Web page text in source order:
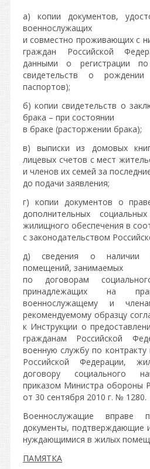
а) копии документов,
военнослужащих
и совместно проживающих с
граждан Российской
данными о регистрации
свидетельств о
паспортов);
б) копии свидетельств о
брака – при состоянии
в браке (расторжении брака);
в) выписки из домовых
лицевых счетов с мест
и членов их семей за
до подачи заявления;
г) копии документов о
дополнительных
жилищного обеспечения в
с законодательством
д) сведения о наличии
помещений, занимаемых
по договорам
принадлежащих на
военнослужащему и
рекомендуемому образцу
к Инструкции о
гражданам Российской
военную службу по
Российской Федерации,
договору социального
приказом Министра обороны
от 30 сентября 2010 г. № 1280.
Военнослужащие вправе
документы, подтверждающие
нуждающимися в жилых
ПАМЯТКА